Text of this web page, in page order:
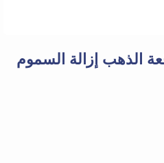
الذهب إزالة السموم